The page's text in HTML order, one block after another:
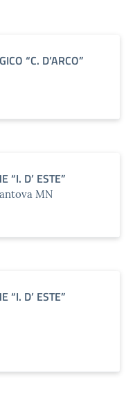
“C. D’ARCO”
“I. D’ ESTE”
MN
“I. D’ ESTE”